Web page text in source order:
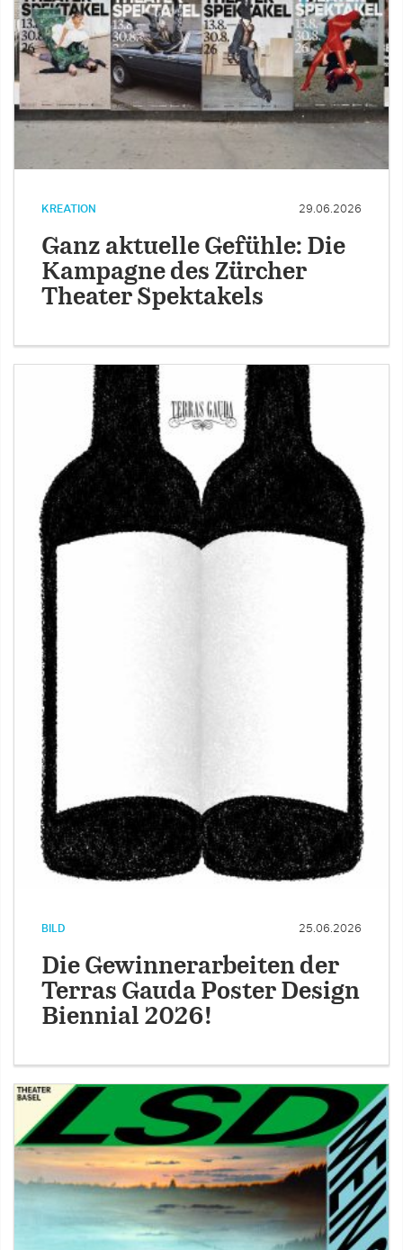
KREATION 29.06.2026
Ganz aktuelle Gefühle: Die
Kampagne des Zürcher
Theater Spektakels
BILD 25.06.2026
Die Gewinnerarbeiten der
Terras Gauda Poster Design
Biennial 2026!